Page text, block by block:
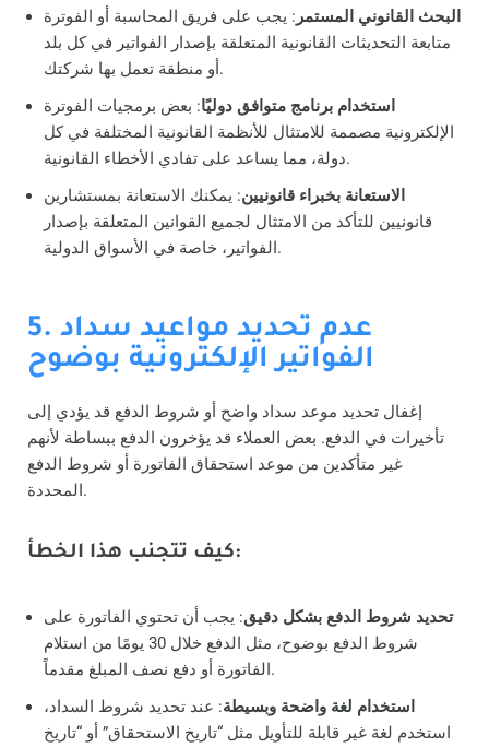
البحث القانوني المستمر : يجب على فريق المحاسبة أو الفوترة
متابعة التحديثات القانونية المتعلقة بإصدار الفواتير في كل بلد
أو منطقة تعمل بها شركتك.
استخدام برنامج متوافق دوليًا: بعض برمجيات الفوترة
الإلكترونية مصممة للامتثال للأنظمة القانونية المختلفة في كل
دولة، مما يساعد على تفادي الأخطاء القانونية.
الاستعانة بخبراء قانونيين: يمكنك الاستعانة بمستشارين
قانونيين للتأكد من الامتثال لجميع القوانين المتعلقة بإصدار
الفواتير، خاصة في الأسواق الدولية.
5. عدم تحديد مواعيد سداد
الفواتير الإلكترونية بوضوح
إغفال تحديد موعد سداد واضح أو شروط الدفع قد يؤدي إلى
تأخيرات في الدفع. بعض العملاء قد يؤخرون الدفع ببساطة لأنهم
غير متأكدين من موعد استحقاق الفاتورة أو شروط الدفع
المحددة.
كيف تتجنب هذا الخطأ:
تحديد شروط الدفع بشكل دقيق: يجب أن تحتوي الفاتورة على
شروط الدفع بوضوح، مثل الدفع خلال 30 يومًا من استلام
الفاتورة أو دفع نصف المبلغ مقدماً.
استخدام لغة واضحة وبسيطة: عند تحديد شروط السداد،
استخدم لغة غير قابلة للتأويل مثل “تاريخ الاستحقاق” أو “تاريخ